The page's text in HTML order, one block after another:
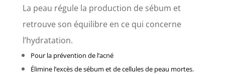
La peau régule la production de sébum et
retrouve son équilibre en ce qui concerne
l’hydratation.
Pour la prévention de l’acné
Élimine l’excès de sébum et de cellules de peau mortes.